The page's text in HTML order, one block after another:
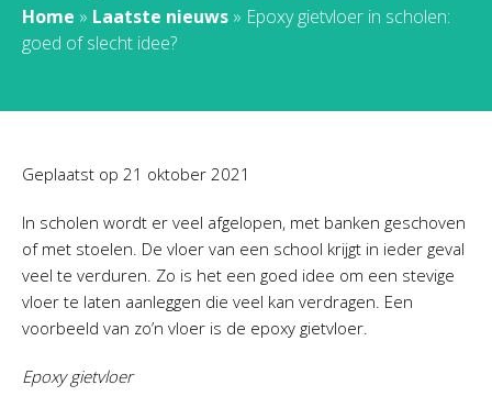
Home » Laatste nieuws » Epoxy gietvloer in scholen:
goed of slecht idee?
Geplaatst op 21 oktober 2021
In scholen wordt er veel afgelopen, met banken geschoven
of met stoelen. De vloer van een school krijgt in ieder geval
veel te verduren. Zo is het een goed idee om een stevige
vloer te laten aanleggen die veel kan verdragen. Een
voorbeeld van zo’n vloer is de epoxy gietvloer.
Epoxy gietvloer